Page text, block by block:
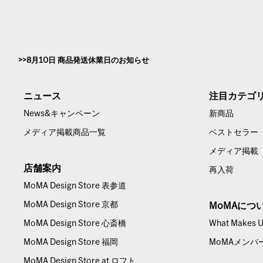
8月10日 商品発送休業日のお知らせ
ニュース
News&キャンペーン
メディア掲載商品一覧
店舗案内
MoMA Design Store 表参道
MoMA Design Store 京都
MoMA Design Store 心斎橋
MoMA Design Store 福岡
MoMA Design Store at ロフト
注目カテゴ
新商品
ベストセラー
メディア掲載
再入荷
MoMAにつ
What Makes
MoMAメンバ